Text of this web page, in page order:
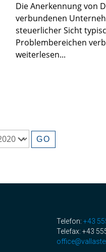
Die Anerkennung von
verbundenen
steuerlicher Sicht
Problembereichen
weiterlesen...
Telefon: +43
Telefax: +43